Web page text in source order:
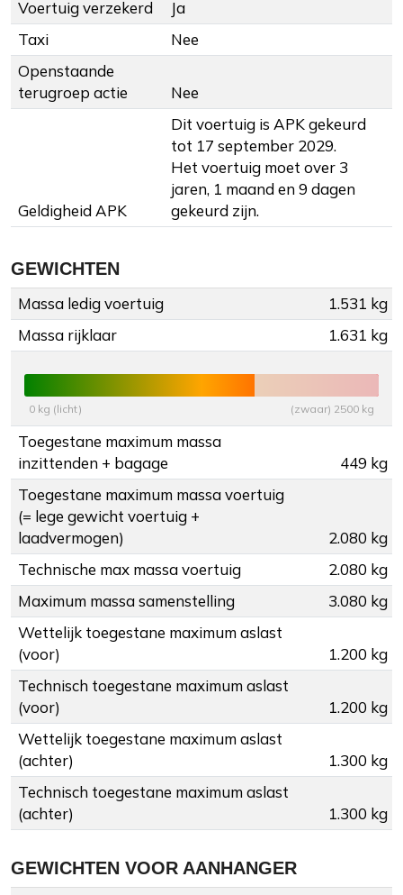
Voertuig verzekerd
Ja
Taxi
Nee
Openstaande
terugroep actie
Nee
Geldigheid APK
Dit voertuig is APK gekeurd
tot 17 september 2029.
Het voertuig moet over 3
jaren, 1 maand en 9 dagen
gekeurd zijn.
GEWICHTEN
Massa ledig voertuig
1.531 kg
Massa rijklaar
1.631 kg
0 kg (licht) (zwaar) 2500 kg
Toegestane maximum massa
inzittenden + bagage
449 kg
Toegestane maximum massa voertuig
(= lege gewicht voertuig +
laadvermogen)
2.080 kg
Technische max massa voertuig
2.080 kg
Maximum massa samenstelling
3.080 kg
Wettelijk toegestane maximum aslast
(voor)
1.200 kg
Technisch toegestane maximum aslast
(voor)
1.200 kg
Wettelijk toegestane maximum aslast
(achter)
1.300 kg
Technisch toegestane maximum aslast
(achter)
1.300 kg
GEWICHTEN VOOR AANHANGER